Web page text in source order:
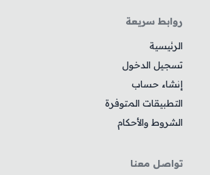
روابط سريعة
الرئيسية
تسجيل الدخول
إنشاء حساب
التطبيقات المتوفرة
الشروط والأحكام
تواصل معنا